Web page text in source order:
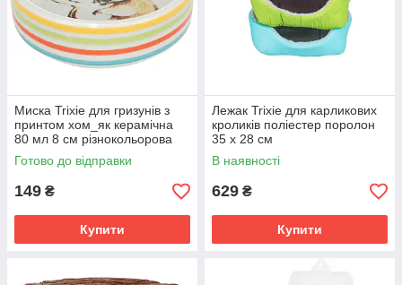
Миска Trixie для гризунів з
принтом хом_як керамічна
80 мл 8 см різнокольорова
Готово до відправки
149 ₴
Купити
Лежак Trixie для карликових
кроликів поліестер поролон
35 х 28 см
В наявності
629 ₴
Купити